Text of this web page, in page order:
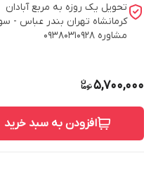
تحویل یک روزه به مربع آبادان
کرمانشاه تهران بندر عباس -
مشاوره 09380310928
5,700,000
افزودن به سبد خرید